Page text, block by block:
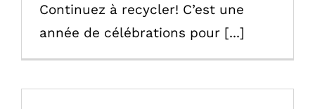
Continuez à recycler! C’est une
année de célébrations pour [...]